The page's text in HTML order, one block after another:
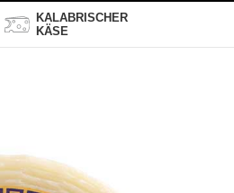
KALABRISCHER
KÄSE